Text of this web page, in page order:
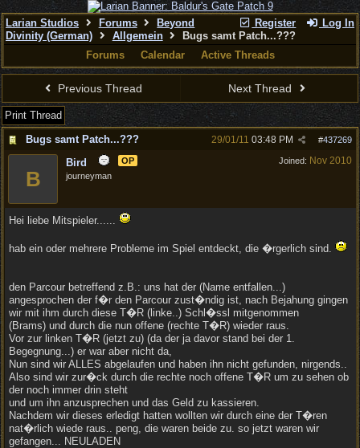
Register Log In
Larian Studios Forums
Beyond
Divinity (German)
Allgemein
Bugs samt Patch...???
Forums
Calendar Active Threads
Previous Thread Next Thread
Print Thread
Bugs samt Patch...???
#437269
29/01/11 03:48 PM
Joined: Nov 2010
B
Bird
OP
journeyman
Hei liebe Mitspieler......
hab ein oder mehrere Probleme im Spiel entdeckt, die �rgerlich sind.
den Parcour betreffend z.B.: uns hat der (Name entfallen...)
angesprochen der f�r den Parcour zust�ndig ist, nach Bejahung gingen
wir mit ihm durch diese T�R (linke..) Schl�ssl mitgenommen
(Brams) und durch die nun offene (rechte T�R) wieder raus.
Vor zur linken T�R (jetzt zu) (da der ja davor stand bei der 1.
Begegnung...) er war aber nicht da,
Nun sind wir ALLES abgelaufen und haben ihn nicht gefunden, nirgends..
Also sind wir zur�ck durch die rechte noch offene T�R um zu sehen ob
der noch immer drin steht
und um ihn anzusprechen und das Geld zu kassieren.
Nachdem wir dieses erledigt hatten wollten wir durch eine der T�ren
nat�rlich wiede raus.. peng, die waren beide zu. so jetzt waren wir
gefangen... NEULADEN